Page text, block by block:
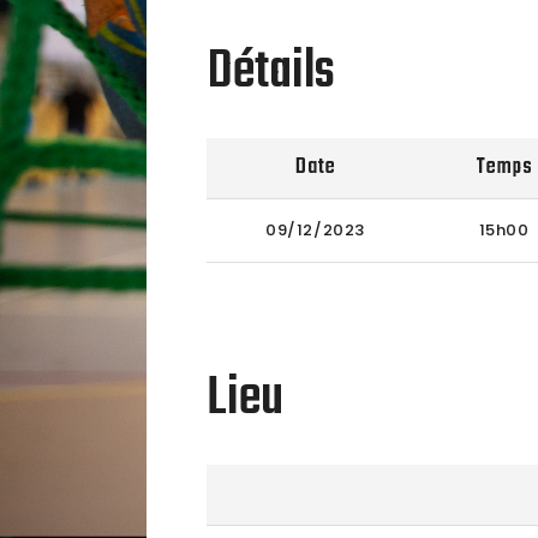
Détails
Date Temps
09/12/2023 15h00
Lieu